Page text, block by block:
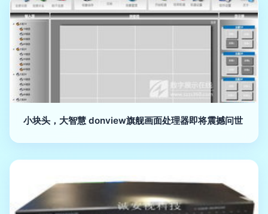
小块头，大智慧 donview旗舰画面处理器即将震撼问世